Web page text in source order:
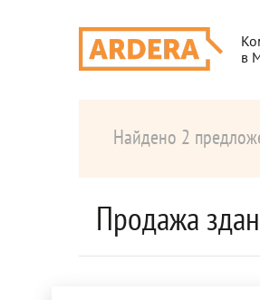
в
Найдено 2
Продажа